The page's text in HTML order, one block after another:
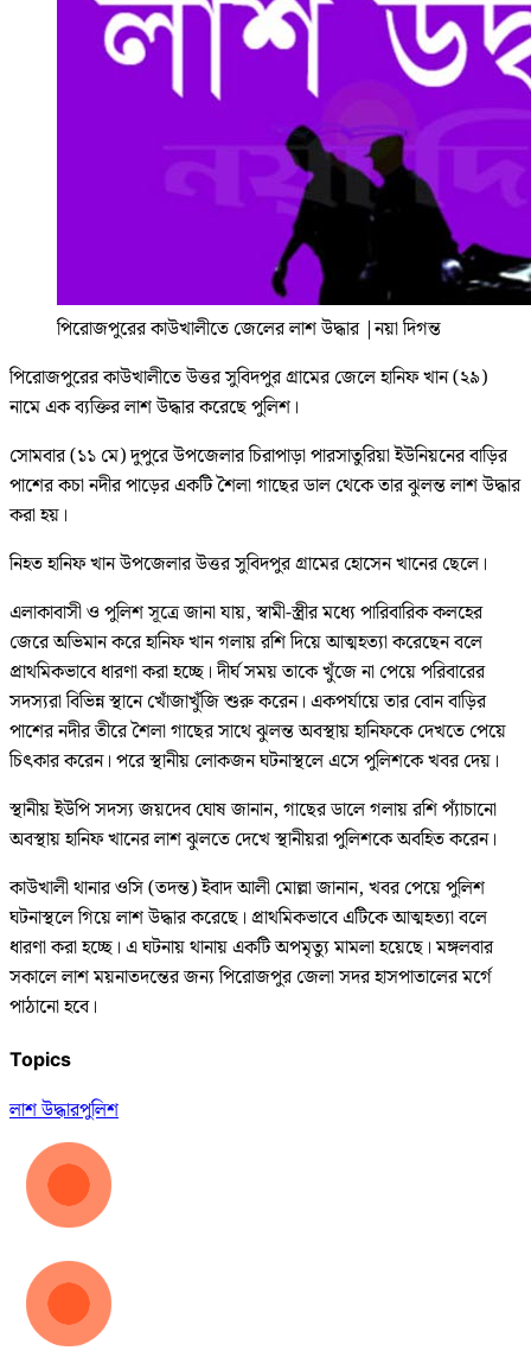
পিরোজপুরের কাউখালীতে জেলের লাশ উদ্ধার |নয়া দিগন্ত
পিরোজপুরের কাউখালীতে উত্তর সুবিদপুর গ্রামের জেলে হানিফ খান (২৯)
নামে এক ব্যক্তির লাশ উদ্ধার করেছে পুলিশ।
সোমবার (১১ মে) দুপুরে উপজেলার চিরাপাড়া পারসাতুরিয়া ইউনিয়নের বাড়ির
পাশের কচা নদীর পাড়ের একটি শৈলা গাছের ডাল থেকে তার ঝুলন্ত লাশ উদ্ধার
করা হয়।
নিহত হানিফ খান উপজেলার উত্তর সুবিদপুর গ্রামের হোসেন খানের ছেলে।
এলাকাবাসী ও পুলিশ সূত্রে জানা যায়, স্বামী-স্ত্রীর মধ্যে পারিবারিক কলহের
জেরে অভিমান করে হানিফ খান গলায় রশি দিয়ে আত্মহত্যা করেছেন বলে
প্রাথমিকভাবে ধারণা করা হচ্ছে। দীর্ঘ সময় তাকে খুঁজে না পেয়ে পরিবারের
সদস্যরা বিভিন্ন স্থানে খোঁজাখুঁজি শুরু করেন। একপর্যায়ে তার বোন বাড়ির
পাশের নদীর তীরে শৈলা গাছের সাথে ঝুলন্ত অবস্থায় হানিফকে দেখতে পেয়ে
চিৎকার করেন। পরে স্থানীয় লোকজন ঘটনাস্থলে এসে পুলিশকে খবর দেয়।
স্থানীয় ইউপি সদস্য জয়দেব ঘোষ জানান, গাছের ডালে গলায় রশি প্যাঁচানো
অবস্থায় হানিফ খানের লাশ ঝুলতে দেখে স্থানীয়রা পুলিশকে অবহিত করেন।
কাউখালী থানার ওসি (তদন্ত) ইবাদ আলী মোল্লা জানান, খবর পেয়ে পুলিশ
ঘটনাস্থলে গিয়ে লাশ উদ্ধার করেছে। প্রাথমিকভাবে এটিকে আত্মহত্যা বলে
ধারণা করা হচ্ছে। এ ঘটনায় থানায় একটি অপমৃত্যু মামলা হয়েছে। মঙ্গলবার
সকালে লাশ ময়নাতদন্তের জন্য পিরোজপুর জেলা সদর হাসপাতালের মর্গে
পাঠানো হবে।
Topics
লাশ উদ্ধারপুলিশ